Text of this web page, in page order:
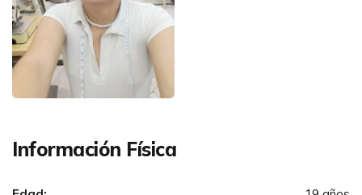
Información Física